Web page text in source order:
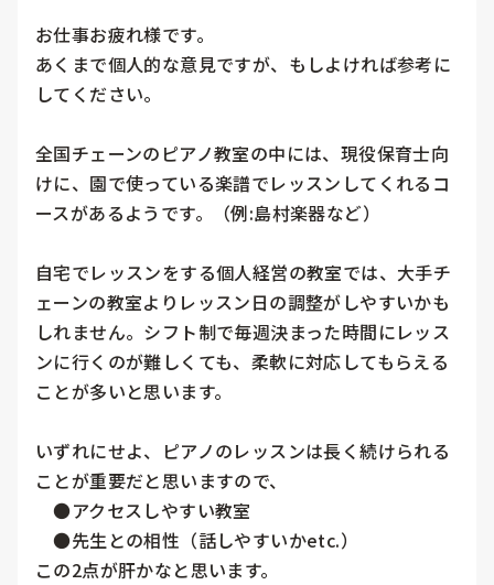
お仕事お疲れ様です。
あくまで個人的な意見ですが、もしよければ参考に
してください。
全国チェーンのピアノ教室の中には、現役保育士向
けに、園で使っている楽譜でレッスンしてくれるコ
ースがあるようです。（例:島村楽器など）
自宅でレッスンをする個人経営の教室では、大手チ
ェーンの教室よりレッスン日の調整がしやすいかも
しれません。シフト制で毎週決まった時間にレッス
ンに行くのが難しくても、柔軟に対応してもらえる
ことが多いと思います。
いずれにせよ、ピアノのレッスンは長く続けられる
ことが重要だと思いますので、
●アクセスしやすい教室
●先生との相性（話しやすいかetc.）
この2点が肝かなと思います。